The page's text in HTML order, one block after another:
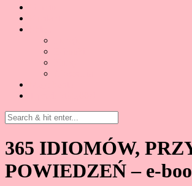
365 IDIOMÓW,
POWIEDZEŃ – e-